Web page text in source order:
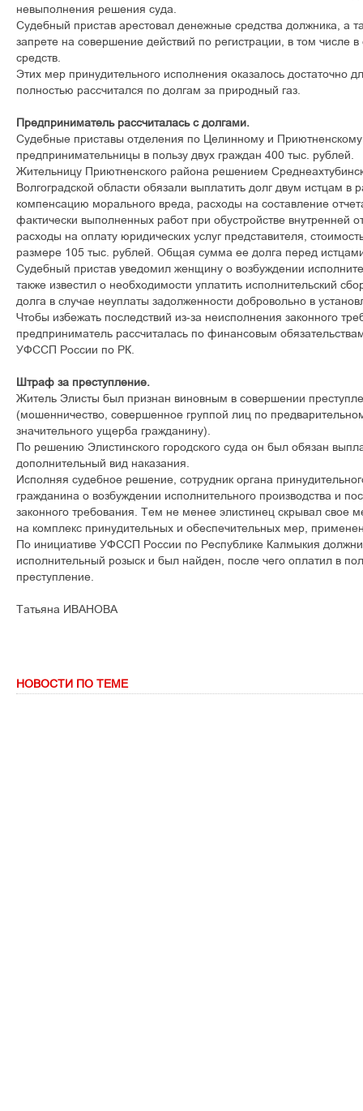
невыполнения решения суда.
Судебный пристав арестовал денежные средства должника, а
запрете на совершение действий по регистрации, в том числе
средств.
Этих мер принудительного исполнения оказалось достаточно
полностью рассчитался по долгам за природный газ.
Предприниматель рассчиталась с долгами.
Судебные приставы отделения по Целинному и
предпринимательницы в пользу двух граждан 400 тыс. рублей.
Жительницу Приютненского района решением
Волгоградской области обязали выплатить долг двум истцам в
компенсацию морального вреда, расходы на составление
фактически выполненных работ при обустройстве внутренней
расходы на оплату юридических услуг представителя,
размере 105 тыс. рублей. Общая сумма ее долга перед
Судебный пристав уведомил женщину о возбуждении
также известил о необходимости уплатить исполнительский
долга в случае неуплаты задолженности добровольно в
Чтобы избежать последствий из-за неисполнения законного
предприниматель рассчиталась по финансовым
УФССП России по РК.
Штраф за преступление.
Житель Элисты был признан виновным в совершении
(мошенничество, совершенное группой лиц по
значительного ущерба гражданину).
По решению Элистинского городского суда он был обязан
дополнительный вид наказания.
Исполняя судебное решение, сотрудник органа
гражданина о возбуждении исполнительного производства и
законного требования. Тем не менее элистинец скрывал свое
на комплекс принудительных и обеспечительных мер,
По инициативе УФССП России по Республике Калмыкия
исполнительный розыск и был найден, после чего оплатил в
преступление.
Татьяна ИВАНОВА
НОВОСТИ ПО ТЕМЕ